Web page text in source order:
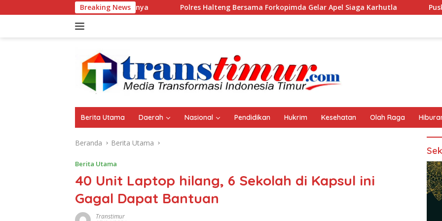
ke
Breaking NewsPolres Halteng Bersama Forkopimda Gelar Apel Siaga Karhutla Puskesmas Sanana
Berita Utama Daerah Nasional Pendidikan Hukrim Kesehatan Olah Raga
Beranda Berita Utama
Berita Utama
40 Unit Laptop hilang, 6 Sekolah di Kapsul ini
Gagal Dapat Bantuan
Transtimur